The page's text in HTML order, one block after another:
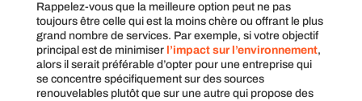
Rappelez-vous que la meilleure option peut ne pas
toujours être celle qui est la moins chère ou offrant le plus
grand nombre de services. Par exemple, si votre objectif
principal est de minimiser l’impact sur l’environnement,
alors il serait préférable d’opter pour une entreprise qui
se concentre spécifiquement sur des sources
renouvelables plutôt que sur une autre qui propose des